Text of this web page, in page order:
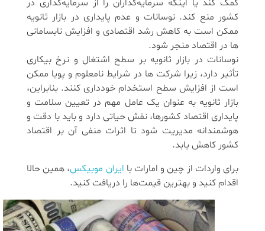
کمک کند یا اینکه سرمایه‌گذاران را از سرمایه‌گذاری در
کشور منع کند. نوسانات و عدم پایداری در بازار ثانویه
ممکن است به کاهش رشد اقتصادی و افزایش نابسامانی‌
ها در اقتصاد منجر شود.
نوسانات در بازار ثانویه بر سطح اشتغال و نرخ بیکاری
تأثیر دارد، زیرا شرکت ‌ها در شرایط نامعلوم و پویا ممکن
است از افزایش سطح استخدام خودداری کنند. بنابراین،
بازار ثانویه به عنوان یک عامل مهم در تعیین سلامت و
پایداری اقتصاد کشورها، نقش حیاتی دارد و باید با دقت و
هوشمندانه مدیریت شود تا اثرات منفی آن بر اقتصاد
کشور کاهش یابد.
برای واردات از چین و امارات با ایران موبیکس، همین حالا
اقدام کنید و بهترین قیمت‌ها را دریافت کنید.